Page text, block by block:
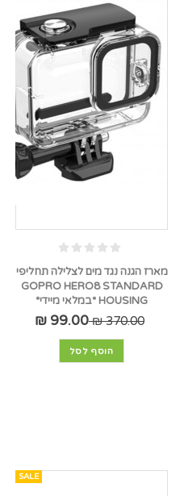
מארז הגנה נגד מים לצלילה תחליפי
GOPRO HERO8 STANDARD
HOUSING *במלאי מיידי*
370.00 ₪
99.00 ₪
הוסף לסל
SALE